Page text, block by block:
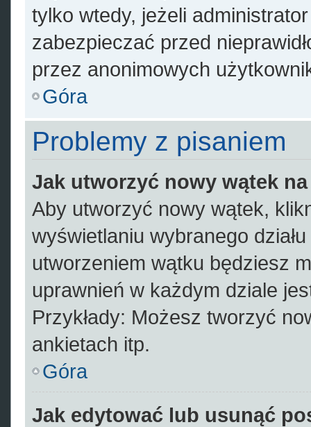
tylko wtedy, jeżeli
zabezpieczać przed
przez anonimowych
Góra
Problemy z pisaniem
Jak utworzyć nowy wątek
Aby utworzyć nowy wątek,
wyświetlaniu wybranego
utworzeniem wątku będziesz
uprawnień w każdym dziale
Przykłady: Możesz tworzyć
ankietach itp.
Góra
Jak edytować lub usunąć